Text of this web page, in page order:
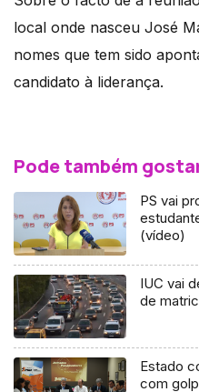
local onde nasceu José
nomes que tem sido
candidato à liderança.
Pode também
PS vai
(vídeo)
IUC vai
de
Estado
com